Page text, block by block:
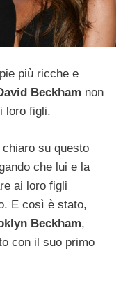
più ricche e
Beckham non
loro figli.
su questo
che lui e la
ai loro figli
E così è stato,
Beckham,
con il suo primo